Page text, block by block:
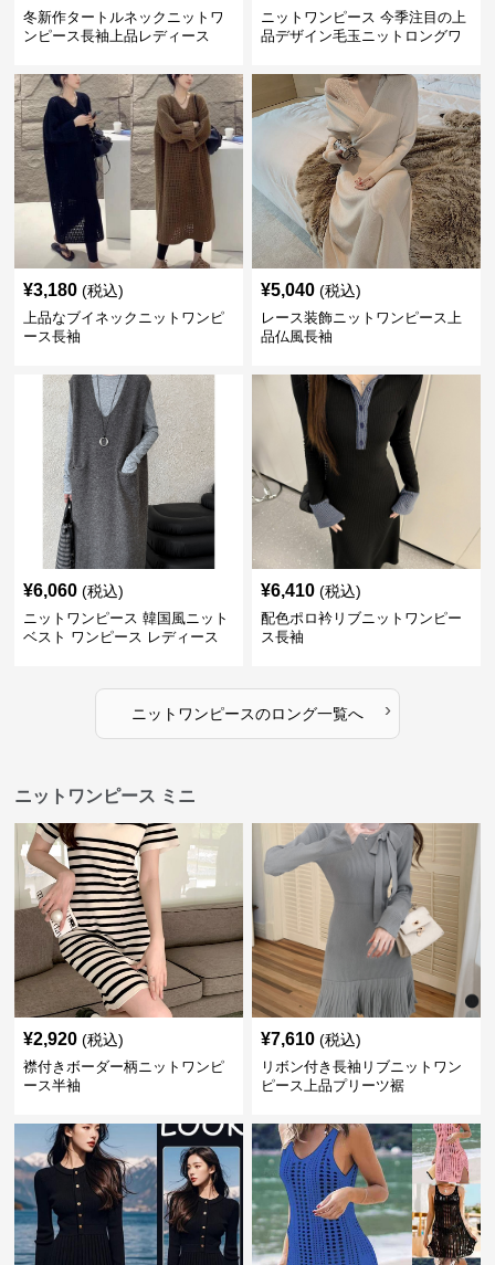
冬新作タートルネックニットワ
ンピース長袖上品レディース
ニットワンピース 今季注目の上
品デザイン毛玉ニットロングワ
¥3,180 (税込)
上品なブイネックニットワンピ
ース長袖
¥5,040 (税込)
レース装飾ニットワンピース上
品仏風長袖
¥6,060 (税込)
ニットワンピース 韓国風ニット
ベスト ワンピース レディース
¥6,410 (税込)
配色ポロ衿リブニットワンピー
ス長袖
ニットワンピースのロング一覧へ ›
ニットワンピース ミニ
¥2,920 (税込)
襟付きボーダー柄ニットワンピ
ース半袖
¥7,610 (税込)
リボン付き長袖リブニットワン
ピース上品プリーツ裾